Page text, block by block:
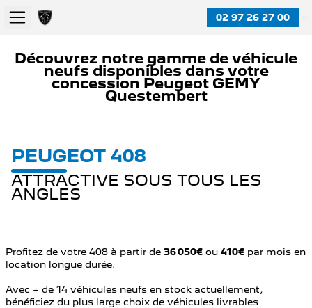
02 97 26 27 00
Découvrez notre gamme de véhicule
neufs disponibles dans votre
concession Peugeot GEMY
Questembert
PEUGEOT 408
ATTRACTIVE SOUS TOUS LES
ANGLES
Profitez de votre 408 à partir de 36 050€ ou 410€ par mois en
location longue durée.
Avec + de 14 véhicules neufs en stock actuellement,
bénéficiez du plus large choix de véhicules livrables